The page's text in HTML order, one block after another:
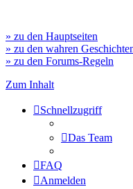
» zu den Hauptseiten
» zu den wahren
» zu den Forums-Regeln
Zum Inhalt
Schnellzugriff
Das Team
FAQ
Anmelden